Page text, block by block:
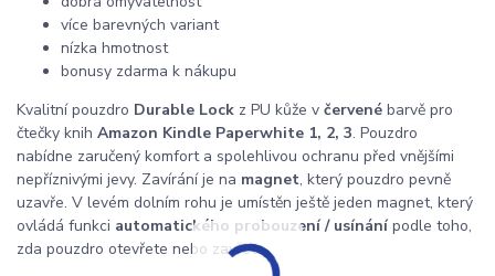
více barevných variant
nízka hmotnost
bonusy zdarma k nákupu
Kvalitní pouzdro Durable Lock z PU kůže v červené barvě pro
čtečky knih Amazon Kindle Paperwhite 1, 2, 3. Pouzdro
nabídne zaručený komfort a spolehlivou ochranu před vnějšími
nepříznivými jevy. Zavírání je na magnet, který pouzdro pevně
uzavře. V levém dolním rohu je umístěn ještě jeden magnet, který
ovládá funkci automatického probouzení / usínánípodle toho,
zda pouzdro otevřete nebo zavřete.